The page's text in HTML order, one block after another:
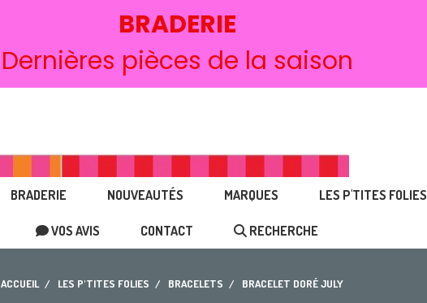
BRADERIE
Dernières pièces de la saison
BRADERIE NOUVEAUTÉS MARQUES LES P'TITES FOLIES
VOS AVIS CONTACT RECHERCHE
ACCUEIL LES P'TITES FOLIES BRACELETS BRACELET DORÉ JULY